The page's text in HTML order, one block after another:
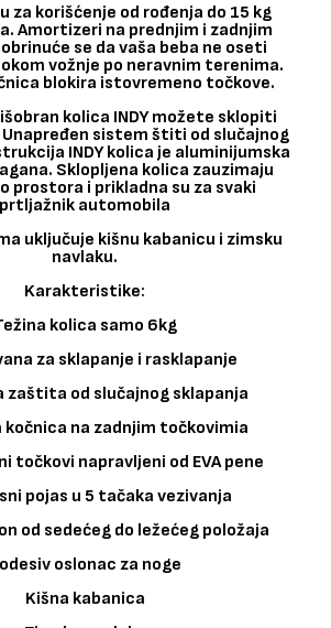
za korišćenje od rođenja do 15 kg
Amortizeri na prednjim i zadnjim
se da vaša beba ne oseti
vožnje po neravnim terenima.
blokira istovremeno točkove.
kolica INDY možete sklopiti
sistem štiti od slučajnog
INDY kolica je aluminijumska
Sklopljena kolica zauzimaju
prostora i prikladna su za svaki
prtljažnik automobila
uključuje kišnu kabanicu i zimsku
navlaku.
Karakteristike:
kolica samo 6kg
za sklapanje i rasklapanje
zaštita od slučajnog sklapanja
kočnica na zadnjim točkovimia
točkovi napravljeni od EVA pene
pojas u 5 tačaka vezivanja
od sedećeg do ležećeg položaja
oslonac za noge
Kišna kabanica